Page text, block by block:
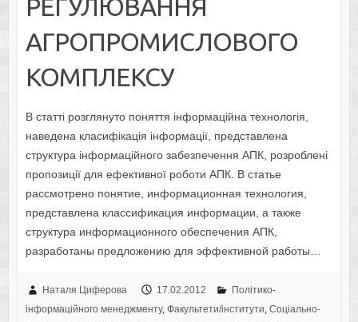
РЕГУЛЮВАННЯ
АГРОПРОМИСЛОВОГО
КОМПЛЕКСУ
В статті розглянуто поняття інформаційна технологія,
наведена класифікація інформації, представлена
структура інформаційного забезпечення АПК, розроблені
пропозиції для ефективної роботи АПК. В статье
рассмотрено понятие, информационная технология,
представлена классификация информации, а также
структура информационного обеспечения АПК,
разработаны предложению для эффективной работы…
Наталя Циферова 17.02.2012
Політико-
інформаційного менеджменту, Факультети/інститути, Соціально-